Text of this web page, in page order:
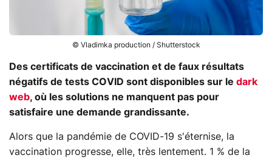
© Vladimka production / Shutterstock
Des certificats de vaccination et de faux résultats
négatifs de tests COVID sont disponibles sur le dark
web, où les solutions ne manquent pas pour
satisfaire une demande grandissante.
Alors que la pandémie de COVID-19 s'éternise, la
vaccination progresse, elle, très lentement. 1 % de la